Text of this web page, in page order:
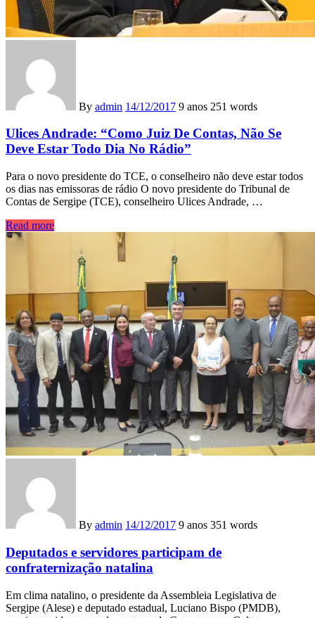
By admin 14/12/2017 9 anos 251 words
Ulices Andrade: “Como Juiz De Contas, Não Se
Deve Estar Todo Dia No Rádio”
Para o novo presidente do TCE, o conselheiro não deve estar todos
os dias nas emissoras de rádio O novo presidente do Tribunal de
Contas de Sergipe (TCE), conselheiro Ulices Andrade, …
Read more
By admin 14/12/2017 9 anos 351 words
Deputados e servidores participam de
confraternização natalina
Em clima natalino, o presidente da Assembleia Legislativa de
Sergipe (Alese) e deputado estadual, Luciano Bispo (PMDB),